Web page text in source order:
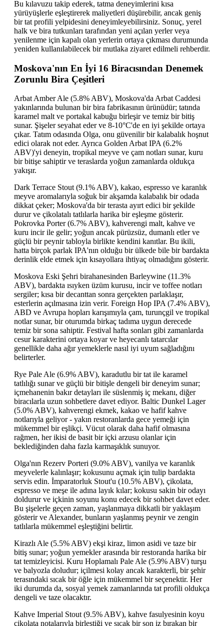
Bu kılavuzu takip ederek, tatma deneyimlerini kısa
yürüyüşlerle eşleştirerek maliyetleri düşürebilir, ancak geniş
bir tat profili yelpidesini deneyimleyebilirsiniz. Sonuç, yerel
halk ve bira tutkunları tarafından yeni açılan yerler veya
yenilenme için kapalı olan yerlerin ortaya çıkması durumunda
yeniden kullanılabilecek bir mutlaka ziyaret edilmeli rehberdir.
Moskova'nın En İyi 16 Biracısından Denemek
Zorunlu Bira Çeşitleri
Arbat Amber Ale (5.8% ABV), Moskova'da Arbat Caddesi
yakınlarında bulunan bir bira fabrikasının ürünüdür; tatında
karamel malt ve portakal kabuğu birleşir ve temiz bir bitiş
sunar. Şişeler seyahat eder ve 8-10°C'de en iyi şekilde ortaya
çıkar. Tatım odasında Olga, onu güvenilir bir kalabalık hoşnut
edici olarak not eder. Ayrıca Golden Arbat IPA (6.2%
ABV)'yi deneyin, tropikal meyve ve çam notları sunar, kuru
bir bitişe sahiptir ve teraslarda yoğun zamanlarda oldukça
yakışır.
Dark Terrace Stout (9.1% ABV), kakao, espresso ve karanlık
meyve aromalarıyla soğuk bir akşamda kalabalık bir odada
dikkat çeker; Moskova'da bir terasta ayırt edici bir şekilde
durur ve çikolatalı tatlılarla harika bir eşleşme gösterir.
Pokrovka Porter (6.7% ABV), kahverengi malt, kahve ve
kuru incir ile gelir; yoğun ancak pürüzsüz, dumanlı etler ve
güçlü bir peynir tabloyla birlikte kendini kanıtlar. Bu ikili,
hatta birçok parlak IPA'nın olduğu bir ülkede bile bir bardakta
derinlik elde etmek için kısayollara ihtiyaç olmadığını gösterir.
Moskova Eski Şehri birahanesinden Barleywine (11.3%
ABV), bardakta ısıyken üzüm kurusu, incir ve toffee notları
sergiler; kısa bir decanttan sonra gerçekten parlaklaşır,
esterlerin açılmasına izin verir. Foreign Hop IPA (7.4% ABV),
ABD ve Avrupa hopları karışımıyla çam, turunçgil ve tropikal
notlar sunar, bir oturumda birkaç tadıma uygun derecede
temiz bir sona sahiptir. Festival hafta sonları gibi zamanlarda
cesur karakterini ortaya koyar ve heyecanlı tatarcılar
genellikle daha ağır yemeklerle nasıl iyi uyum sağladığını
belirterler.
Rye Pale Ale (6.9% ABV), karadutlu bir tat ile karamel
tatlılığı sunar ve güçlü bir bitişle dengeli bir deneyim sunar;
içmehanenin bakır detayları ile süslenmiş iç mekanı, diğer
biracılarla uzun sohbetlere davet ediyor. Baltic Dunkel Lager
(5.0% ABV), kahverengi ekmek, kakao ve hafif kahve
notlarıyla geliyor - yakın restoranlarda gece yemeği için
mükemmel bir eşlikçi. Vücut olarak daha hafif olmasına
rağmen, her ikisi de basit bir içki arzusu olanlar için
beklediğinden daha fazla karmaşıklık sunuyor.
Olga'nın Rezerv Porteri (9.0% ABV), vanilya ve karanlık
meyvelerle kalınlaşır; kokusunu açmak için tulip bardakta
servis edin. İmparatorluk Stout'u (10.5% ABV), çikolata,
espresso ve meşe ile adına layık kılar; kokusu sakin bir odayı
doldurur ve içkinin soyunu konu edecek bir sohbet davet eder.
Bu şişelerle geçen zaman, yaşlanmaya dikkatli bir yaklaşım
gösterir ve Alexander, bunların yaşlanmış peynir ve zengin
tatlılarla mükemmel eşleştiğini belirtir.
Kirazlı Ale (5.5% ABV) ekşi kiraz, limon asidi ve taze bir
bitiş sunar; yoğun yemekler arasında bir restoranda harika bir
tat temizleyicisi. Kuru Hoplamalı Pale Ale (5.9% ABV) turşu
ve balyozla doludur; içilmesi kolay ancak karakterli, bir şehir
terasındaki sıcak bir öğle için mükemmel bir seçenektir. Her
iki durumda da, sosyal yemek zamanlarında tat profili oldukça
dengeli ve taze olacaktır.
Kahve Imperial Stout (9.5% ABV), kahve fasulyesinin koyu
çikolata notalarıyla birleştiği ve sıcak bir son iz bırakan bir